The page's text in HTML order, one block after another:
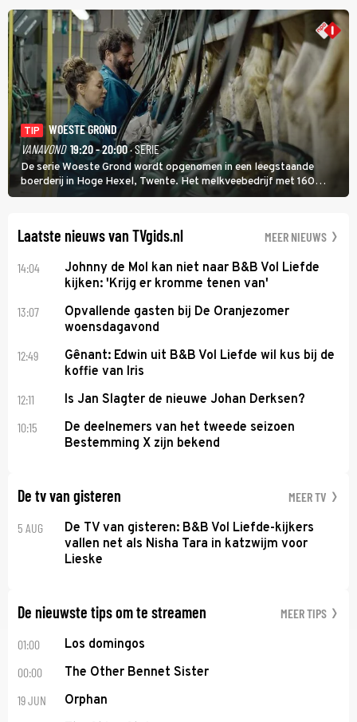
TIP
WOESTE GROND
VANAVOND 19:20 - 20:00· SERIE
De serie Woeste Grond wordt opgenomen in een leegstaande
boerderij in Hoge Hexel, Twente. Het melkveebedrijf met 160
koeien moest sluiten, omdat het dicht bij een Natura 2000-gebied
Laatste nieuws van TVgids.nl MEER NIEUWS
14:04
Johnny de Mol kan niet naar B&B Vol Liefde
kijken: 'Krijg er kromme tenen van'
13:07
Opvallende gasten bij De Oranjezomer
woensdagavond
12:49
Gênant: Edwin uit B&B Vol Liefde wil kus bij de
koffie van Iris
12:11 Is Jan Slagter de nieuwe Johan Derksen?
10:15
De deelnemers van het tweede seizoen
Bestemming X zijn bekend
De tv van gisteren MEER TV
5 AUG
De TV van gisteren: B&B Vol Liefde-kijkers
vallen net als Nisha Tara in katzwijm voor
Lieske
De nieuwste tips om te streamen MEER TIPS
01:00 Los domingos
00:00 The Other Bennet Sister
19 JUN Orphan